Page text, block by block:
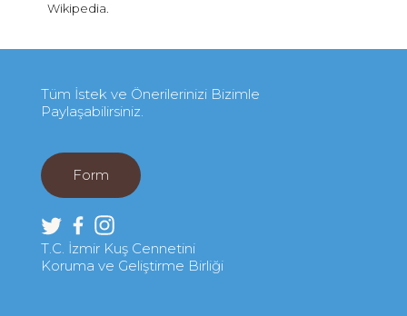
Wikipedia.
Tüm İstek ve Önerilerinizi Bizimle
Paylaşabilirsiniz.
Form
T.C. İzmir Kuş Cennetini
Koruma ve Geliştirme Birliği